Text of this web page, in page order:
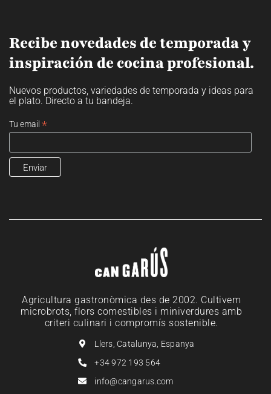
Recibe novedades de temporada y
inspiración de cocina profesional.
Nuevos productos, variedades de temporada y ideas para
el plato. Directo a tu bandeja.
Tu email *
Agricultura gastronòmica des de 2002. Cultivem
microbrots, flors comestibles i miniverdures amb
criteri culinari i compromís sostenible.
Llers, Catalunya, Espanya
+34 972 193 564
info@cangarus.com